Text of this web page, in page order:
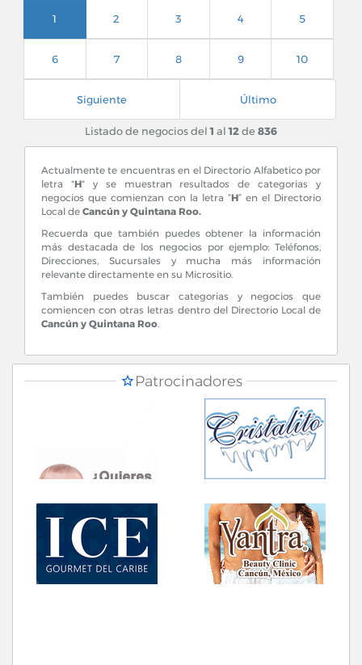
1 2 3 4 5
6 7 8 9 10
Siguiente Último
Listado de negocios del1 al12de 836
Actualmente te encuentras en el Directorio Alfabetico por
letra "H" y se muestran resultados de categorias y
negocios que comienzan con la letra “H” en el Directorio
Local de Cancún y Quintana Roo.
Recuerda que también puedes obtener la información
más destacada de los negocios por ejemplo: Teléfonos,
Direcciones, Sucursales y mucha más información
relevante directamente en su Micrositio.
También puedes buscar categorias y negocios que
comiencen con otras letras dentro del Directorio Local de
Cancún y Quintana Roo.
Patrocinadores